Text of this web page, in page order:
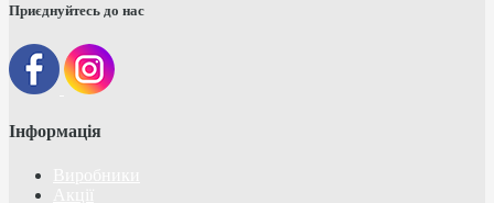
Приєднуйтесь до нас
Інформація